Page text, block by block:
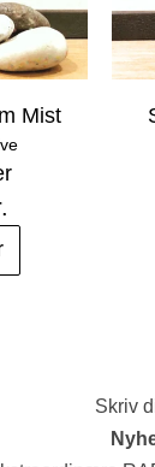
Mist
Skriv